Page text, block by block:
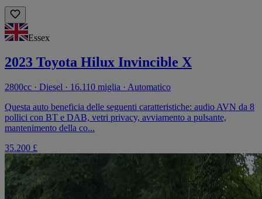
Essex
2023 Toyota Hilux Invincible X
2800cc · Diesel · 16.110 miglia · Automatico
Questa auto beneficia delle seguenti caratteristiche: audio AVN da 8
pollici con BT e DAB, vetri privacy, avviamento a pulsante,
mantenimento della co...
35.200 £